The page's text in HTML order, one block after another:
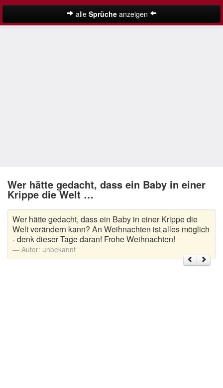
alle Sprücheanzeigen
Nikolaus Sprüche
Schöne Weihnachtssprüche
Weihnachtsgedichte
Weihnachtsgrüße
Weihnachtssprüche für Karten
Wer hätte gedacht, dass ein Baby in einer
Krippe die Welt …
Wer hätte gedacht, dass ein Baby in einer Krippe die
Welt verändern kann? An Weihnachten ist alles möglich
- denk dieser Tage daran! Frohe Weihnachten!
Autor: unbekannt